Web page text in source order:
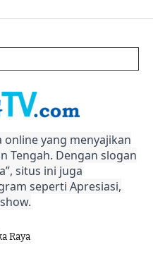
online yang menyajikan
Tengah. Dengan slogan
situs ini juga
seperti Apresiasi,
Raya